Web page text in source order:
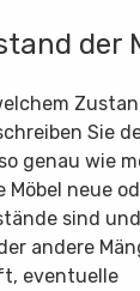
der
Sie
genau wie
Möbel neue
sind
andere
eventuelle